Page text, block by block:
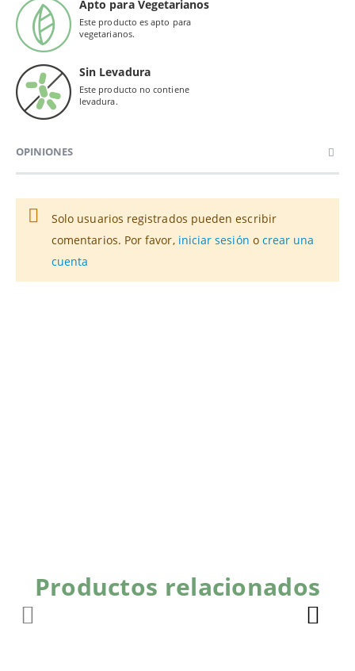
Apto para Vegetarianos
Este producto es apto para
vegetarianos.
Sin Levadura
Este producto no contiene
levadura.
OPINIONES
Solo usuarios registrados pueden escribir
comentarios. Por favor, iniciar sesión o crear una
cuenta
Productos relacionados